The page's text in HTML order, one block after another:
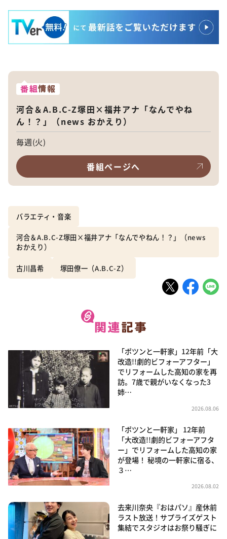
番組情報
河合＆A.B.C-Z塚田×福井アナ「なんでやね
ん！？」（news おかえり）
毎週(火)
番組ページへ
バラエティ・音楽
河合＆A.B.C-Z塚田×福井アナ「なんでやねん！？」（news
おかえり）
古川昌希 塚田僚一（A.B.C-Z）
「ポツンと一軒家」12年前「大
改造!!劇的ビフォーアフター」
でリフォームした高知の家を再
訪。7歳で親がいなくなった3
姉…
2026.08.06
「ポツンと一軒家」 12年前
「大改造!!劇的ビフォーアフタ
ー」でリフォームした高知の家
が登場！ 秘境の一軒家に宿る、
３…
2026.08.02
去来川奈央『おはパソ』産休前
ラスト放送！サプライズゲスト
集結でスタジオはお祭り騒ぎに